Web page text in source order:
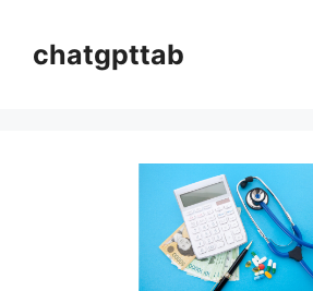
chatgpttab